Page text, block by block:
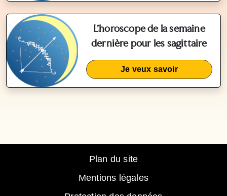
L'horoscope de la semaine
dernière pour les sagittaire
Je veux savoir
Plan du site
Mentions légales